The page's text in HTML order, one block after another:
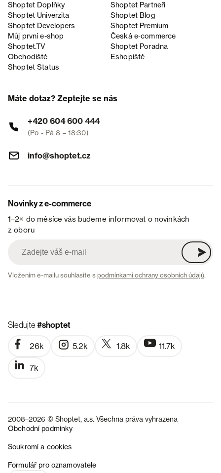
Shoptet Doplňky
Shoptet Partneři
Shoptet Univerzita
Shoptet Blog
Shoptet Developers
Shoptet Premium
Můj první e-shop
Česká e‑commerce
Shoptet.TV
Shoptet Poradna
Obchodiště
Eshopiště
Shoptet Status
Máte dotaz? Zeptejte se nás
+420 604 600 444
(Po - Pá 8 – 18:30)
info@shoptet.cz
Novinky z e-commerce
1–2× do měsíce vás budeme informovat o novinkách
z oboru
Vložením e-mailu souhlasíte spodmínkami ochrany osobních údajů.
Sledujte#shoptet
26k 5.2k 1.8k 11.7k
7k
2008–2026 © Shoptet, a.s. Všechna práva vyhrazena
Obchodní podmínky
Soukromí a cookies
Formulář pro oznamovatele